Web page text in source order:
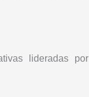
lideradas por